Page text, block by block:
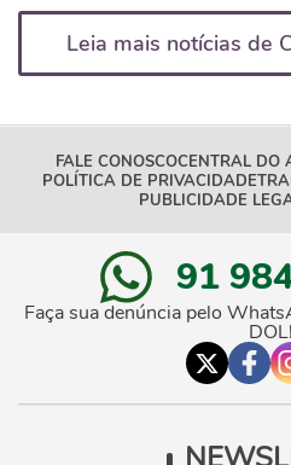
Leia mais notícias de
FALE CONOSCOCENTRAL DO
POLÍTICA DE PRIVACIDADE
PUBLICIDADE
91
Faça sua denúncia pelo
DOL!